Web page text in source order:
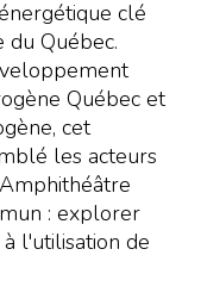
clé
Québec.
Québec et
cet
les acteurs
: explorer
l'utilisation de